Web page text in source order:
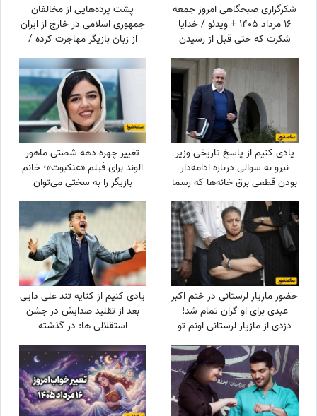
شکرگزاری صبحگاهی امروز جمعه
16 مرداد 1405 + ویدئو / خدایا
شکرت که حتی قبل از رسیدن
آرزوهایم، آرامشِ ایمان به اجابت
را در دلم قرار دادی
پشت پرده‌هایی از مخالفان
جمهوری اسلامی در خارج از ایران
از زبان بازیگر مهاجرت کرده /
حامیان جمهوری اسلامی جان
خود را هم می‌دهند
یادی کنیم از پاسخ تاریخی وزیر
نیرو به سوالی درباره ادامه‌دار
بودن قطعی برق خانه‌ها که رسما
بازی با اعصاب مردم بود!
تغییر چهره دهه شصتی ماهور
الوند برای فیلم «عنکبوت»؛ خانم
بازیگر را به سختی می‌توان
شناخت + عکس
حضور مازیار لرستانی در ختم اکبر
عبدی برای او گران تمام شد!
دزدی از مازیار لرستانی اونم تو
روز روشن!
یادی کنیم از کنایه تند علی دایی
بعد از تقلید صدایش در جشن
استقلالی ها: در گذشته
پادشاهان دلقک‌هایی داشتند که
وظیفه‌شان تقلید صدا و خنداندن
مردم بود+عکس